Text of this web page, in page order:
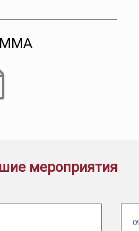
мероприятия